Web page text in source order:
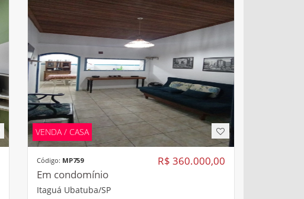
VENDA / CASA
R$ 360.000,00
Código: MP759
Em condomínio
Itaguá Ubatuba/SP